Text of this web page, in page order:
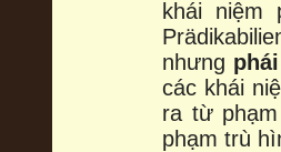
khái
nhưng
các khái
ra từ
phạm trù